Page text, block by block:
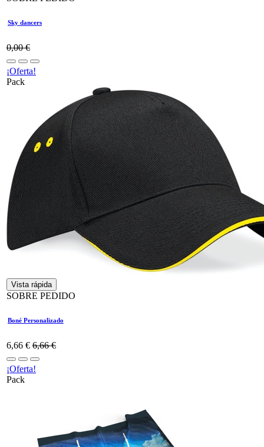
Sky dancers
0,00€
¡Oferta!
Pack
Vista rápida
SOBRE PEDIDO
Boné Personalizado
6,66 € 6,66€
¡Oferta!
Pack